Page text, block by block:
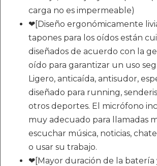
carga no es impermeable)
❤[Diseño ergonómicamente
tapones para los oídos están
diseñados de acuerdo con la
oído para garantizar un uso
Ligero, anticaída, antisudor,
diseñado para running,
otros deportes. El micrófono
muy adecuado para llamadas
escuchar música, noticias,
o usar su trabajo.
❤[Mayor duración de la batería